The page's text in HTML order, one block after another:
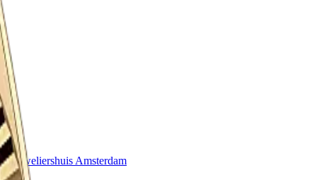
Juweliershuis Amsterdam